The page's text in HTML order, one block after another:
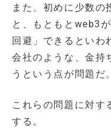
また、初めに少数の
と、もともとweb3
回避」できるといわ
会社のような、金持
うという点が問題だ。
これらの問題に対す
する。